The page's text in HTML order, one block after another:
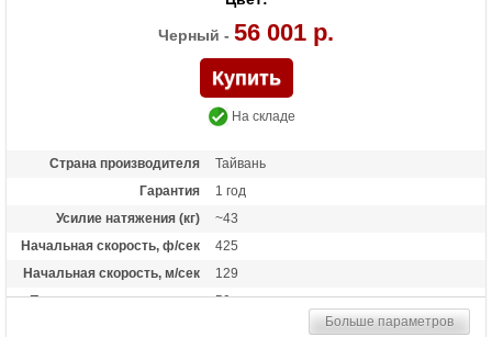
Черный - 56 001 р.
На складе
Страна производителя
Тайвань
Гарантия
1 год
Усилие натяжения (кг)
~43
Начальная скорость, ф/сек
425
Начальная скорость, м/сек
129
Прицельная дальность, м
50
15 дюймов (38 см)Больше параметров